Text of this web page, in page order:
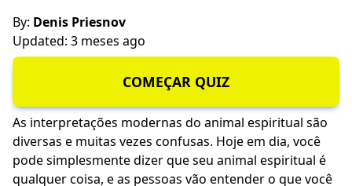
By: Denis Priesnov
Updated: 3 meses ago
COMEÇAR QUIZ
As interpretações modernas do animal espiritual são
diversas e muitas vezes confusas. Hoje em dia, você
pode simplesmente dizer que seu animal espiritual é
qualquer coisa, e as pessoas vão entender o que você